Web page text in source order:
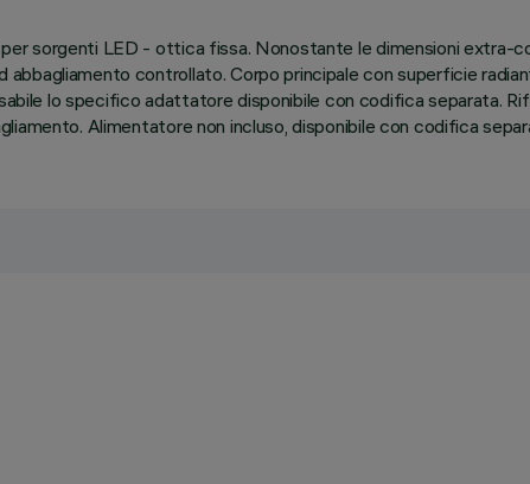
sorgenti LED - ottica fissa. Nonostante le dimensioni
controllato. Corpo principale con superficie
lo specifico adattatore disponibile con codifica separata.
Alimentatore non incluso, disponibile con codifica